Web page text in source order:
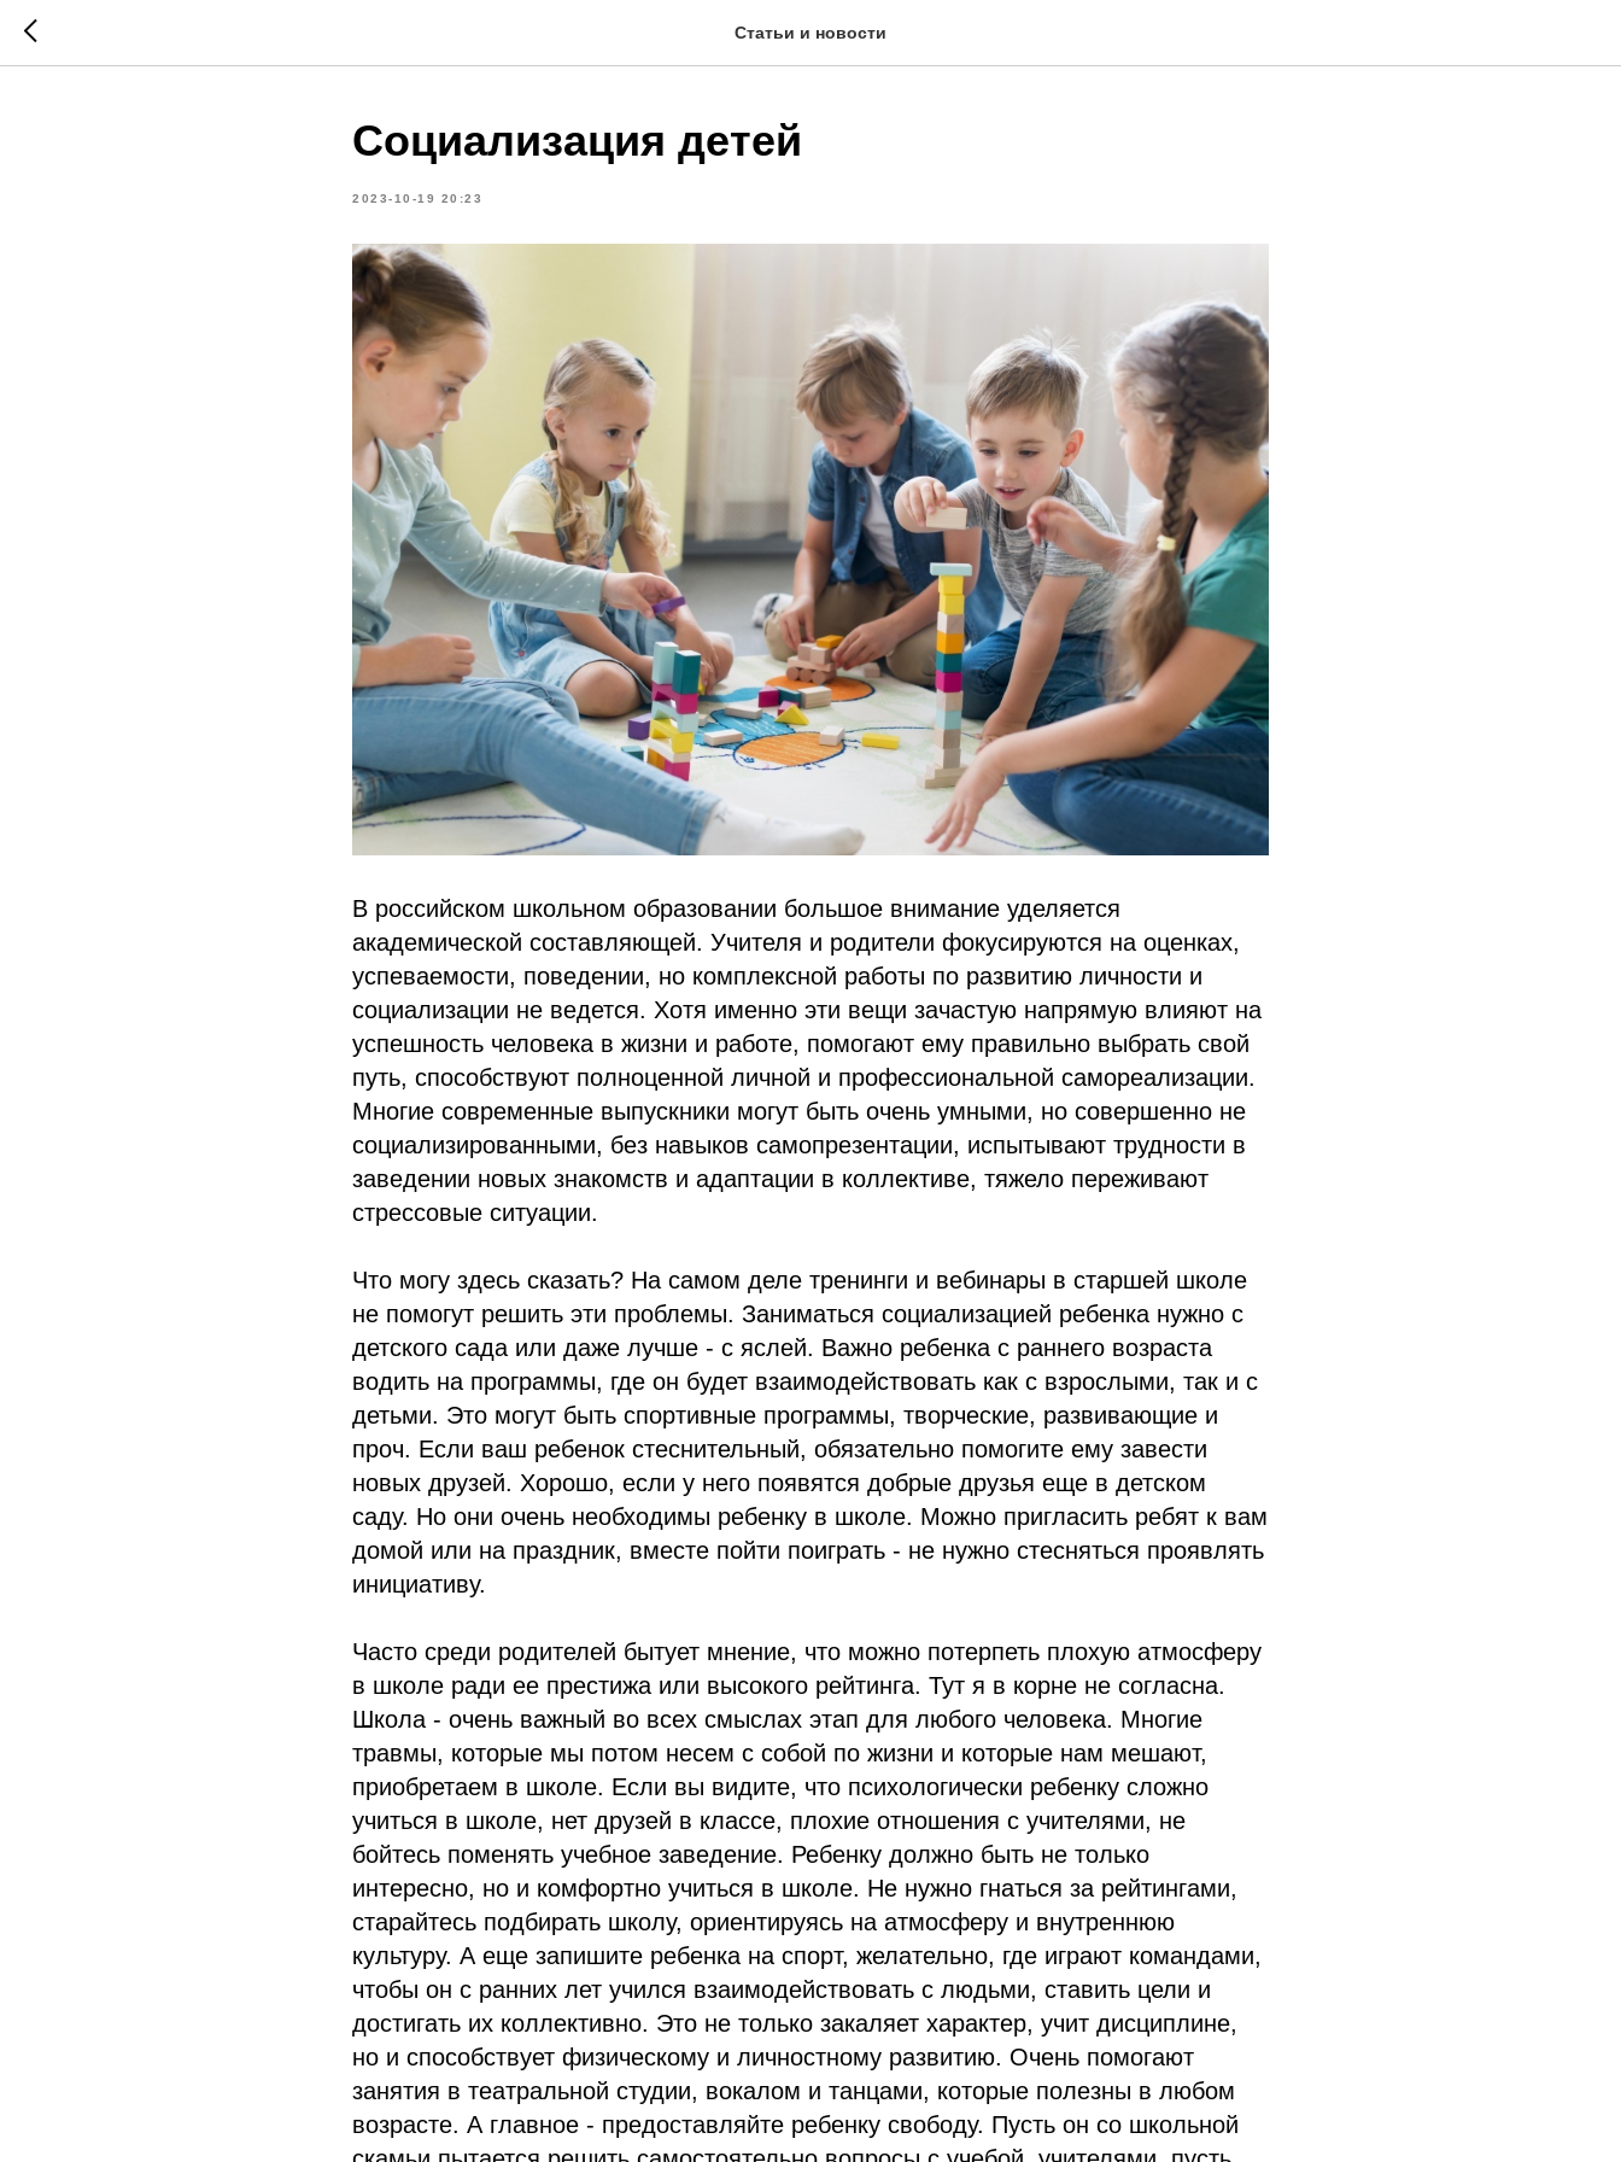
Статьи и новости
Социализация детей
2023-10-19 20:23
В российском школьном образовании большое внимание уделяется
академической составляющей. Учителя и родители фокусируются на оценках,
успеваемости, поведении, но комплексной работы по развитию личности и
социализации не ведется. Хотя именно эти вещи зачастую напрямую влияют на
успешность человека в жизни и работе, помогают ему правильно выбрать свой
путь, способствуют полноценной личной и профессиональной самореализации.
Многие современные выпускники могут быть очень умными, но совершенно не
социализированными, без навыков самопрезентации, испытывают трудности в
заведении новых знакомств и адаптации в коллективе, тяжело переживают
стрессовые ситуации.
Что могу здесь сказать? На самом деле тренинги и вебинары в старшей школе
не помогут решить эти проблемы. Заниматься социализацией ребенка нужно с
детского сада или даже лучше - с яслей. Важно ребенка с раннего возраста
водить на программы, где он будет взаимодействовать как с взрослыми, так и с
детьми. Это могут быть спортивные программы, творческие, развивающие и
проч. Если ваш ребенок стеснительный, обязательно помогите ему завести
новых друзей. Хорошо, если у него появятся добрые друзья еще в детском
саду. Но они очень необходимы ребенку в школе. Можно пригласить ребят к вам
домой или на праздник, вместе пойти поиграть - не нужно стесняться проявлять
инициативу.
Часто среди родителей бытует мнение, что можно потерпеть плохую атмосферу
в школе ради ее престижа или высокого рейтинга. Тут я в корне не согласна.
Школа - очень важный во всех смыслах этап для любого человека. Многие
травмы, которые мы потом несем с собой по жизни и которые нам мешают,
приобретаем в школе. Если вы видите, что психологически ребенку сложно
учиться в школе, нет друзей в классе, плохие отношения с учителями, не
бойтесь поменять учебное заведение. Ребенку должно быть не только
интересно, но и комфортно учиться в школе. Не нужно гнаться за рейтингами,
старайтесь подбирать школу, ориентируясь на атмосферу и внутреннюю
культуру. А еще запишите ребенка на спорт, желательно, где играют командами,
чтобы он с ранних лет учился взаимодействовать с людьми, ставить цели и
достигать их коллективно. Это не только закаляет характер, учит дисциплине,
но и способствует физическому и личностному развитию. Очень помогают
занятия в театральной студии, вокалом и танцами, которые полезны в любом
возрасте. А главное - предоставляйте ребенку свободу. Пусть он со школьной